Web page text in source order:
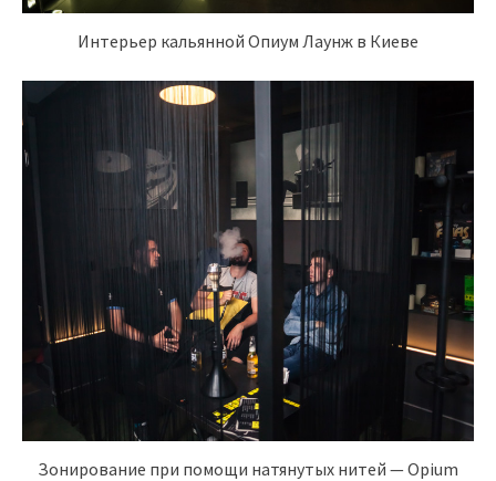
Интерьер кальянной Опиум Лаунж в Киеве
Зонирование при помощи натянутых нитей — Opium